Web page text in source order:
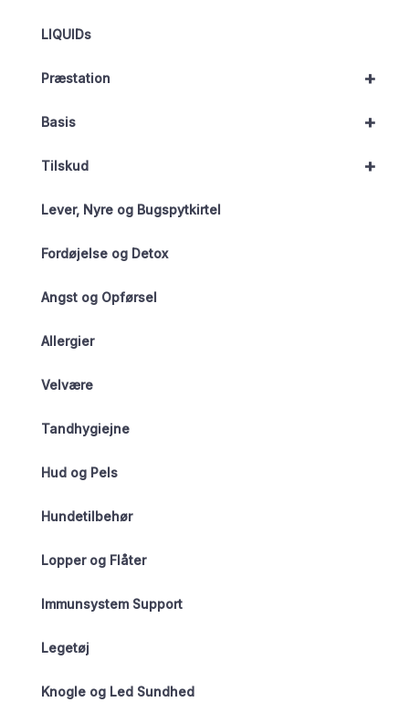
LIQUIDs
+
Præstation
+
Basis
+
Tilskud
Lever, Nyre og Bugspytkirtel
Fordøjelse og Detox
Angst og Opførsel
Allergier
Velvære
Tandhygiejne
Hud og Pels
Hundetilbehør
Lopper og Flåter
Immunsystem Support
Legetøj
Knogle og Led Sundhed